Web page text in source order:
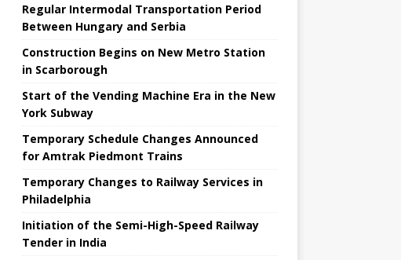
Regular Intermodal Transportation Period
Between Hungary and Serbia
Construction Begins on New Metro Station
in Scarborough
Start of the Vending Machine Era in the New
York Subway
Temporary Schedule Changes Announced
for Amtrak Piedmont Trains
Temporary Changes to Railway Services in
Philadelphia
Initiation of the Semi-High-Speed ​​Railway
Tender in India